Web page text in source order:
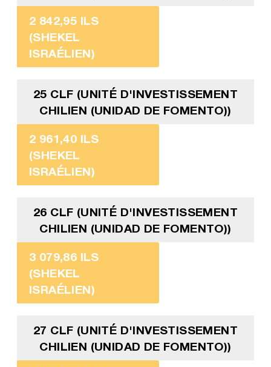
2 842,95 ILS
(SHEKEL
ISRAÉLIEN)
25 CLF (UNITÉ D'INVESTISSEMENT
CHILIEN (UNIDAD DE FOMENTO))
2 961,40 ILS
(SHEKEL
ISRAÉLIEN)
26 CLF (UNITÉ D'INVESTISSEMENT
CHILIEN (UNIDAD DE FOMENTO))
3 079,86 ILS
(SHEKEL
ISRAÉLIEN)
27 CLF (UNITÉ D'INVESTISSEMENT
CHILIEN (UNIDAD DE FOMENTO))